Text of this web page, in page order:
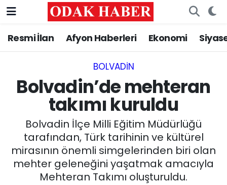
Resmi İlan Afyon Haberleri Ekonomi
BOLVADIN
Bolvadin’de mehteran
takımı kuruldu
Bolvadin İlçe Milli Eğitim Müdürlüğü
tarafından, Türk tarihinin ve kültürel
mirasının önemli simgelerinden biri olan
mehter geleneğini yaşatmak amacıyla
Mehteran Takımı oluşturuldu.
AFYONKARAHİSAR HABERLERİ
ASAYİŞ
SİYASET
EĞİTİM
Nöbetçi Eczaneler
Trafik Durumu
Süper Lig Puan Durumu ve Fikstür
Tüm Manşetler
Son Dakika Haberleri